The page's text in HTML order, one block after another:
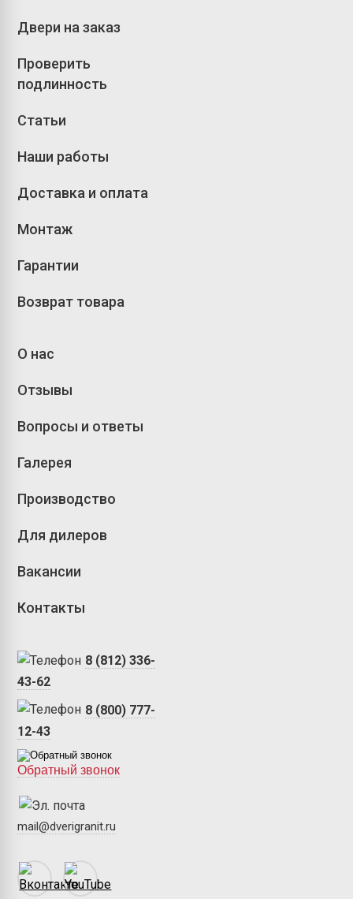
Двери на заказ
Проверить
подлинность
Статьи
Наши работы
Доставка и оплата
Монтаж
Гарантии
Возврат товара
О нас
Отзывы
Вопросы и ответы
Галерея
Производство
Для дилеров
Вакансии
Контакты
8 (812) 336-
43-62
8 (800) 777-
12-43
Обратный звонок
mail@dverigranit.ru